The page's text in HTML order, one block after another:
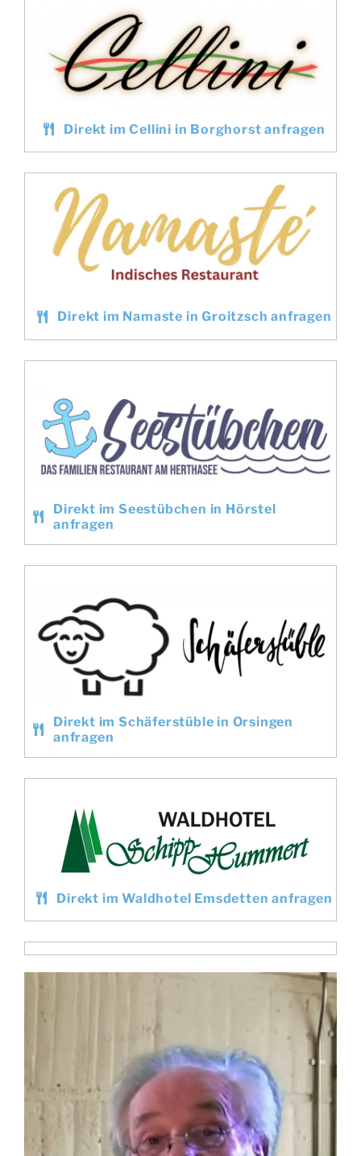
Direkt im Cellini in Borghorst anfragen
Direkt im Namaste in Groitzsch anfragen
Direkt im Seestübchen in Hörstel
anfragen
Direkt im Schäferstüble in Orsingen
anfragen
Direkt im Waldhotel Emsdetten anfragen